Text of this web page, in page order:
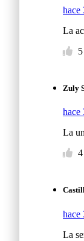
hace
La
5
Zuly
hace
La
4
hace
La